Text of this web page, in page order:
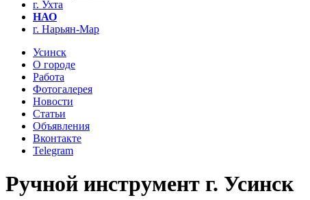
г. Ухта
НАО
г. Нарьян-Мар
Усинск
О городе
Работа
Фотогалерея
Новости
Статьи
Объявления
Вконтакте
Telegram
Ручной инструмент г. Усинск